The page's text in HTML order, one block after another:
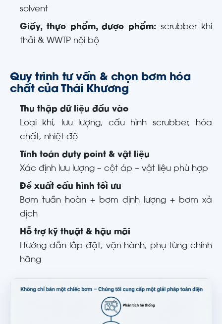
solvent
Giấy, thực phẩm, dược phẩm: scrubber khí
thải & WWTP nội bộ
Quy trình tư vấn & chọn bơm hóa
chất của Thái Khương
Thu thập dữ liệu đầu vào
Loại khí, lưu lượng, cấu hình scrubber, hóa
chất, nhiệt độ
Tính toán duty point & vật liệu
Xác định lưu lượng – cột áp – vật liệu phù hợp
Đề xuất cấu hình tối ưu
Bơm tuần hoàn + bơm định lượng + bơm xả
dịch
Hỗ trợ kỹ thuật & hậu mãi
Hướng dẫn lắp đặt, vận hành, phụ tùng chính
hãng